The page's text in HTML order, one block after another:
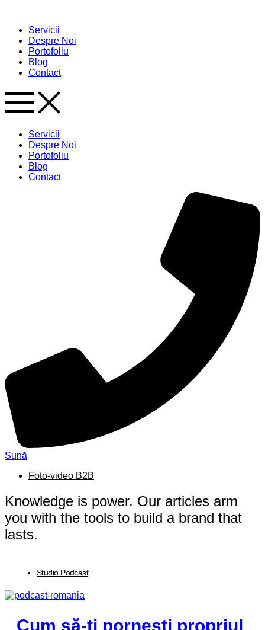
contentServicii
Despre Noi
Portofoliu
Blog
Contact
Servicii
Despre Noi
Portofoliu
Blog
Contact
Sună
Foto-video B2B
Knowledge is power. Our articles arm
you with the tools to build a brand that
lasts.
Studio Podcast
Cum să-ți pornești propriul